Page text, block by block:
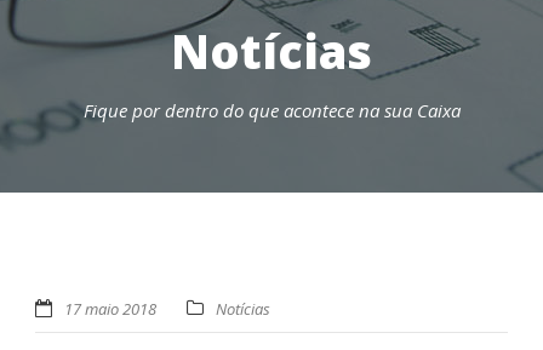
Notícias
Fique por dentro do que acontece na sua Caixa
17 maio 2018 Notícias